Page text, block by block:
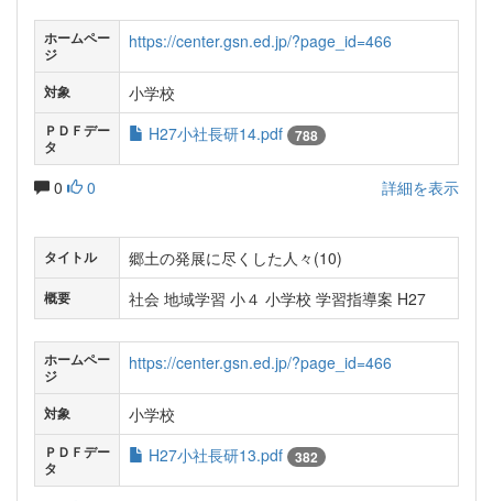
ホームペー
ジ
https://center.gsn.ed.jp/?page_id=466
対象 小学校
ＰＤＦデー
タ
H27小社長研14.pdf 788
0 0 詳細を表示
タイトル 郷土の発展に尽くした人々(10)
概要 社会 地域学習 小４ 小学校 学習指導案 H27
ホームペー
ジ
https://center.gsn.ed.jp/?page_id=466
対象 小学校
ＰＤＦデー
タ
H27小社長研13.pdf 382